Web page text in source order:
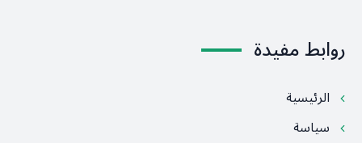
روابط مفيدة
الرئيسية
سياسة